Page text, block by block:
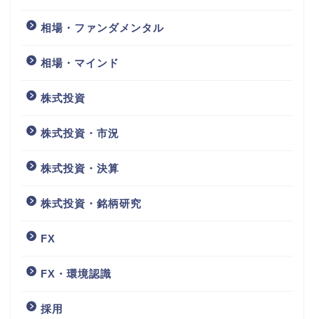
相場・ファンダメンタル
相場・マインド
株式投資
株式投資・市況
株式投資・決算
株式投資・銘柄研究
FX
FX・環境認識
採用